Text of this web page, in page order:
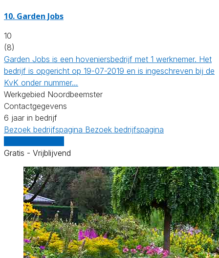
10. Garden Jobs
10
(8)
Garden Jobs is een hoveniersbedrijf met 1 werknemer. Het
bedrijf is opgericht op 19-07-2019 en is ingeschreven bij de
KvK onder nummer…
Werkgebied Noordbeemster
Contactgegevens
6 jaar in bedrijf
Bezoek bedrijfspagina Bezoek bedrijfspagina
Gratis - Vrijblijvend